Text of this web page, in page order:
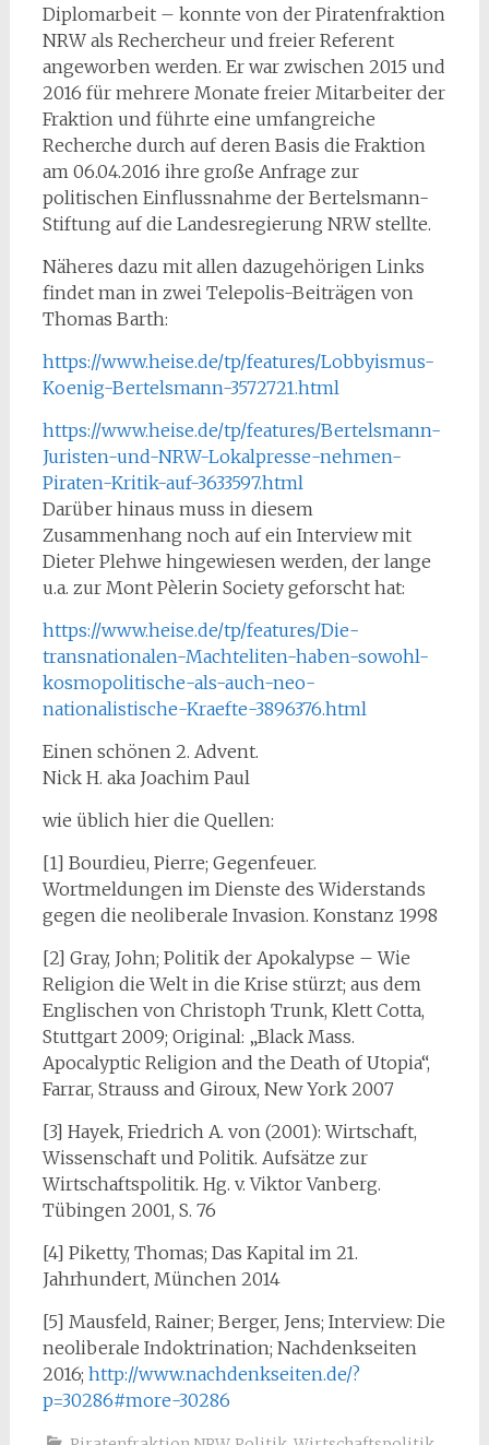
Diplomarbeit – konnte von der Piratenfraktion
NRW als Rechercheur und freier Referent
angeworben werden. Er war zwischen 2015 und
2016 für mehrere Monate freier Mitarbeiter der
Fraktion und führte eine umfangreiche
Recherche durch auf deren Basis die Fraktion
am 06.04.2016 ihre große Anfrage zur
politischen Einflussnahme der Bertelsmann-
Stiftung auf die Landesregierung NRW stellte.
Näheres dazu mit allen dazugehörigen Links
findet man in zwei Telepolis-Beiträgen von
Thomas Barth:
https://www.heise.de/tp/features/Lobbyismus-
Koenig-Bertelsmann-3572721.html
https://www.heise.de/tp/features/Bertelsmann-
Juristen-und-NRW-Lokalpresse-nehmen-
Piraten-Kritik-auf-3633597.html
Darüber hinaus muss in diesem
Zusammenhang noch auf ein Interview mit
Dieter Plehwe hingewiesen werden, der lange
u.a. zur Mont Pèlerin Society geforscht hat:
https://www.heise.de/tp/features/Die-
transnationalen-Machteliten-haben-sowohl-
kosmopolitische-als-auch-neo-
nationalistische-Kraefte-3896376.html
Einen schönen 2. Advent.
Nick H. aka Joachim Paul
wie üblich hier die Quellen:
[1] Bourdieu, Pierre; Gegenfeuer.
Wortmeldungen im Dienste des Widerstands
gegen die neoliberale Invasion. Konstanz 1998
[2] Gray, John; Politik der Apokalypse – Wie
Religion die Welt in die Krise stürzt; aus dem
Englischen von Christoph Trunk, Klett Cotta,
Stuttgart 2009; Original: „Black Mass.
Apocalyptic Religion and the Death of Utopia“,
Farrar, Strauss and Giroux, New York 2007
[3] Hayek, Friedrich A. von (2001): Wirtschaft,
Wissenschaft und Politik. Aufsätze zur
Wirtschaftspolitik. Hg. v. Viktor Vanberg.
Tübingen 2001, S. 76
[4] Piketty, Thomas; Das Kapital im 21.
Jahrhundert, München 2014
[5] Mausfeld, Rainer; Berger, Jens; Interview: Die
neoliberale Indoktrination; Nachdenkseiten
2016; http://www.nachdenkseiten.de/?
p=30286#more-30286